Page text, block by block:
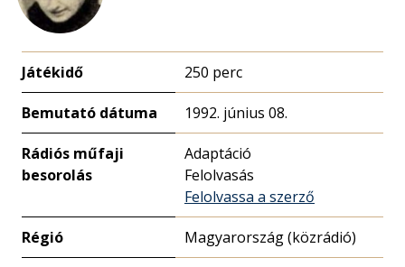
Játékidő 250 perc
Bemutató dátuma 1992. június 08.
Rádiós műfaji
besorolás
Adaptáció
Felolvasás
Felolvassa a szerző
Régió Magyarország (közrádió)